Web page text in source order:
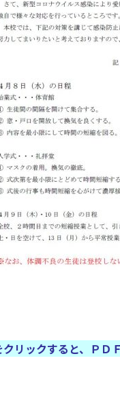
リックすると、ＰＤ